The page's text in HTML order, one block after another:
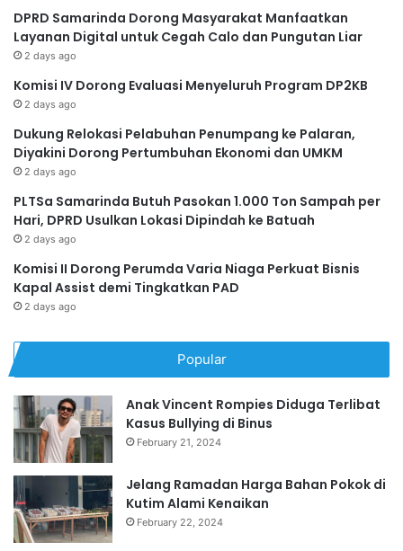
DPRD Samarinda Dorong Masyarakat Manfaatkan
Layanan Digital untuk Cegah Calo dan Pungutan Liar
2 days ago
Komisi IV Dorong Evaluasi Menyeluruh Program DP2KB
2 days ago
Dukung Relokasi Pelabuhan Penumpang ke Palaran,
Diyakini Dorong Pertumbuhan Ekonomi dan UMKM
2 days ago
PLTSa Samarinda Butuh Pasokan 1.000 Ton Sampah per
Hari, DPRD Usulkan Lokasi Dipindah ke Batuah
2 days ago
Komisi II Dorong Perumda Varia Niaga Perkuat Bisnis
Kapal Assist demi Tingkatkan PAD
2 days ago
Popular
Anak Vincent Rompies Diduga Terlibat
Kasus Bullying di Binus
February 21, 2024
Jelang Ramadan Harga Bahan Pokok di
Kutim Alami Kenaikan
February 22, 2024